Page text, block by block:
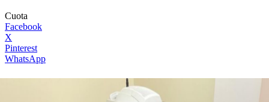
Cuota
Facebook
X
Pinterest
WhatsApp